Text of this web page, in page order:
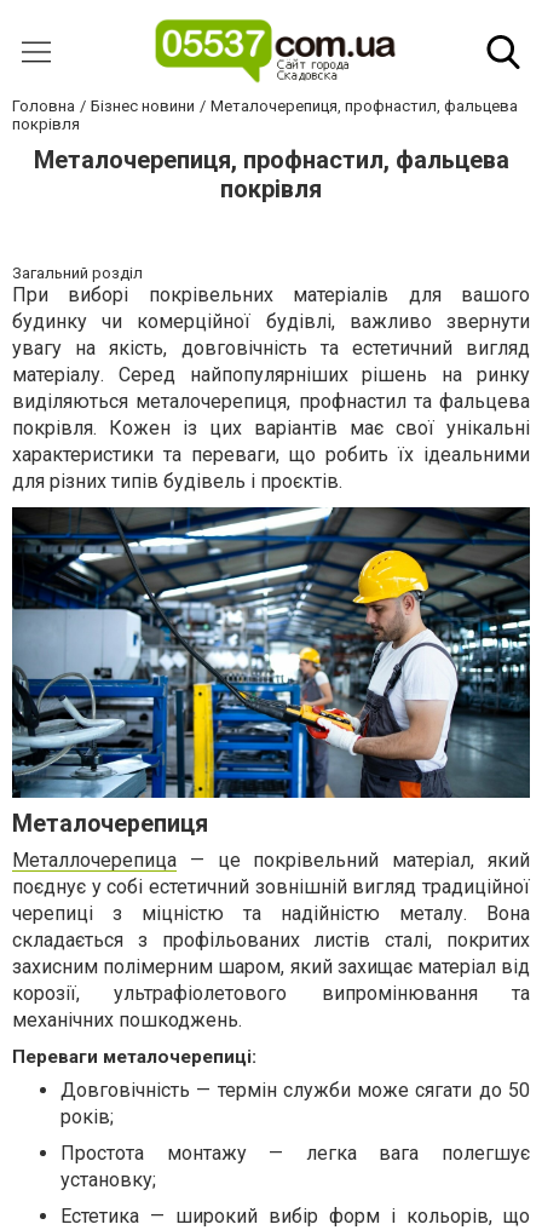
Головна Бізнес новини
Металочерепиця, профнастил, фальцева
покрівля
Металочерепиця, профнастил, фальцева
покрівля
Загальний розділ
При виборі покрівельних матеріалів для вашого
будинку чи комерційної будівлі, важливо звернути
увагу на якість, довговічність та естетичний вигляд
матеріалу. Серед найпопулярніших рішень на ринку
виділяються металочерепиця, профнастил та фальцева
покрівля. Кожен із цих варіантів має свої унікальні
характеристики та переваги, що робить їх ідеальними
для різних типів будівель і проєктів.
Металочерепиця
Металлочерепица — це покрівельний матеріал, який
поєднує у собі естетичний зовнішній вигляд традиційної
черепиці з міцністю та надійністю металу. Вона
складається з профільованих листів сталі, покритих
захисним полімерним шаром, який захищає матеріал від
корозії, ультрафіолетового випромінювання та
механічних пошкоджень.
Переваги металочерепиці:
Довговічність — термін служби може сягати до 50
років;
Простота монтажу — легка вага полегшує
установку;
Естетика — широкий вибір форм і кольорів, що